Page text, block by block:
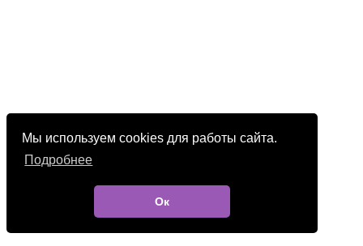
Мы используем cookies для работы сайта.
Подробнее
Ок